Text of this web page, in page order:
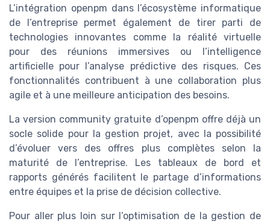
L’intégration openpm dans l’écosystème informatique
de l’entreprise permet également de tirer parti de
technologies innovantes comme la réalité virtuelle
pour des réunions immersives ou l’intelligence
artificielle pour l’analyse prédictive des risques. Ces
fonctionnalités contribuent à une collaboration plus
agile et à une meilleure anticipation des besoins.
La version community gratuite d’openpm offre déjà un
socle solide pour la gestion projet, avec la possibilité
d’évoluer vers des offres plus complètes selon la
maturité de l’entreprise. Les tableaux de bord et
rapports générés facilitent le partage d’informations
entre équipes et la prise de décision collective.
Pour aller plus loin sur l’optimisation de la gestion de